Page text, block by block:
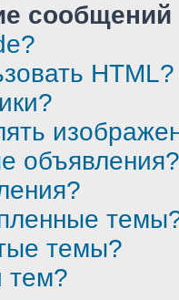
HTML?
объявления?
темы?
тем?